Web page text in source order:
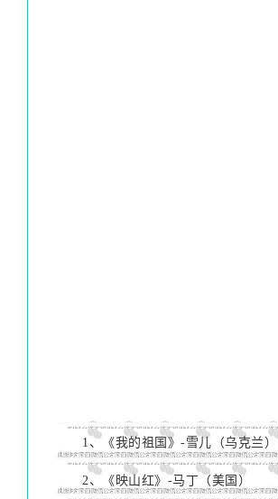
1、《我的祖国》-雪儿（乌克兰）
2、《映山红》-马丁（美国）